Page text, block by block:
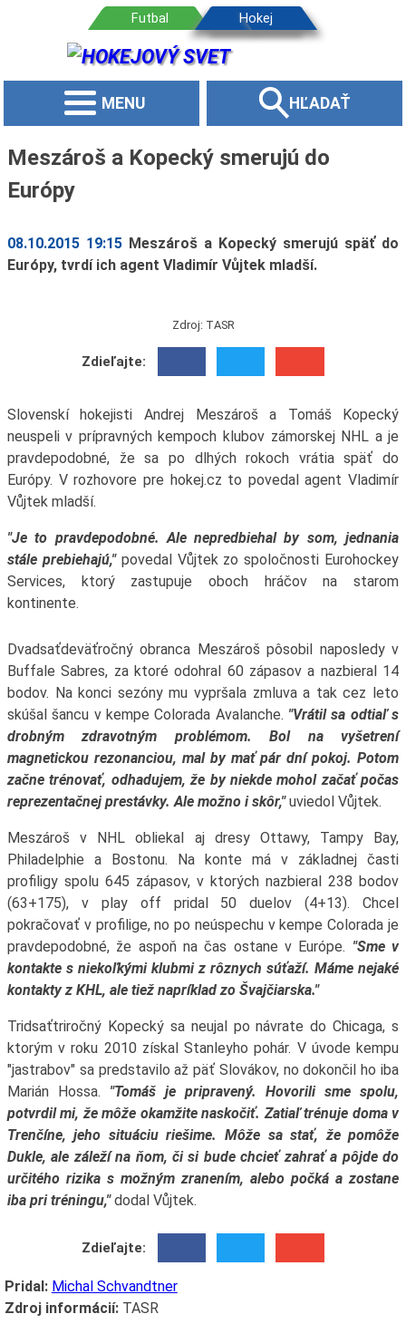
MENU HĽADAŤ
Meszároš a Kopecký smerujú do
Európy
08.10.2015 19:15 Meszároš a Kopecký smerujú späť do
Európy, tvrdí ich agent Vladimír Vůjtek mladší.
Zdroj: TASR
Zdieľajte:
Slovenskí hokejisti Andrej Meszároš a Tomáš Kopecký
neuspeli v prípravných kempoch klubov zámorskej NHL a je
pravdepodobné, že sa po dlhých rokoch vrátia späť do
Európy. V rozhovore pre hokej.cz to povedal agent Vladimír
Vůjtek mladší.
"Je to pravdepodobné. Ale nepredbiehal by som, jednania
stále prebiehajú,"povedal Vůjtek zo spoločnosti Eurohockey
Services, ktorý zastupuje oboch hráčov na starom
kontinente.
Dvadsaťdeväťročný obranca Meszároš pôsobil naposledy v
Buffale Sabres, za ktoré odohral 60 zápasov a nazbieral 14
bodov. Na konci sezóny mu vypršala zmluva a tak cez leto
skúšal šancu v kempe Colorada Avalanche. "Vrátil sa odtiaľ s
drobným zdravotným problémom. Bol na vyšetrení
magnetickou rezonanciou, mal by mať pár dní pokoj. Potom
začne trénovať, odhadujem, že by niekde mohol začať počas
reprezentačnej prestávky. Ale možno i skôr,"uviedol Vůjtek.
Meszároš v NHL obliekal aj dresy Ottawy, Tampy Bay,
Philadelphie a Bostonu. Na konte má v základnej časti
profiligy spolu 645 zápasov, v ktorých nazbieral 238 bodov
(63+175), v play off pridal 50 duelov (4+13). Chcel
pokračovať v profilige, no po neúspechu v kempe Colorada je
pravdepodobné, že aspoň na čas ostane v Európe. "Sme v
kontakte s niekoľkými klubmi z rôznych súťaží. Máme nejaké
kontakty z KHL, ale tiež napríklad zo Švajčiarska."
Tridsaťtriročný Kopecký sa neujal po návrate do Chicaga, s
ktorým v roku 2010 získal Stanleyho pohár. V úvode kempu
"jastrabov" sa predstavilo až päť Slovákov, no dokončil ho iba
Marián Hossa. "Tomáš je pripravený. Hovorili sme spolu,
potvrdil mi, že môže okamžite naskočiť. Zatiaľ trénuje doma v
Trenčíne, jeho situáciu riešime. Môže sa stať, že pomôže
Dukle, ale záleží na ňom, či si bude chcieť zahrať a pôjde do
určitého rizika s možným zranením, alebo počká a zostane
iba pri tréningu,"dodal Vůjtek.
Zdieľajte:
Pridal: Michal Schvandtner
Zdroj informácií:TASR